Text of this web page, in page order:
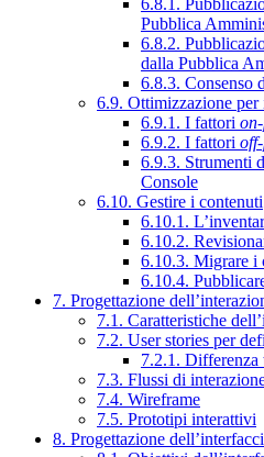
6.8.1.
Pubblica
6.8.2.
dalla Pubblica
6.8.3. Consenso
6.9. Ottimizzazione
6.9.1. I fattori
6.9.2. I fattori
6.9.3. Strumenti
Console
6.10. Gestire i contenuti
6.10.1.
6.10.2.
6.10.3. Migrare i
6.10.4.
7. Progettazione
7.1. Caratteristiche
7.2. User stories per
7.2.1. Differenza
7.3. Flussi di
7.4. Wireframe
7.5. Prototipi interattivi
8. Progettazione